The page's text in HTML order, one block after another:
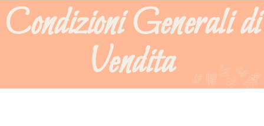
Condizioni Generali di
Vendita